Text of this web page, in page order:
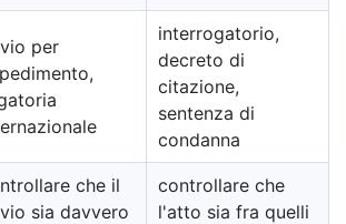
per
interrogatorio,
decreto di
citazione,
sentenza di
condanna
che il
sia davvero
controllare che
l'atto sia fra quelli